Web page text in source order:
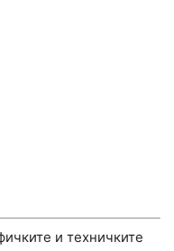
и техничките